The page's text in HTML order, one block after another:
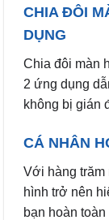
CHIA ĐÔI
DỤNG
Chia đôi màn
2 ứng dụng
không bị gián
CÁ NHÂN
Với hàng trăm
hình trở nên
bạn hoàn